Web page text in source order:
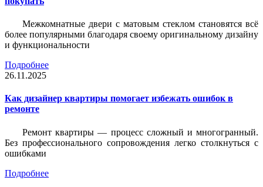
Межкомнатные двери с матовым стеклом становятся всё
более популярными благодаря своему оригинальному дизайну
и функциональности
Подробнее
26.11.2025
Как дизайнер квартиры помогает избежать ошибок в
ремонте
Ремонт квартиры — процесс сложный и многогранный.
Без профессионального сопровождения легко столкнуться с
ошибками
Подробнее